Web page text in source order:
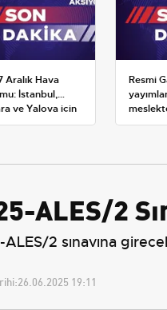
Aralık Hava
İstanbul,
ve Yalova için
Resmi
ALES/2
2 sınavına
26.06.2025 19:11